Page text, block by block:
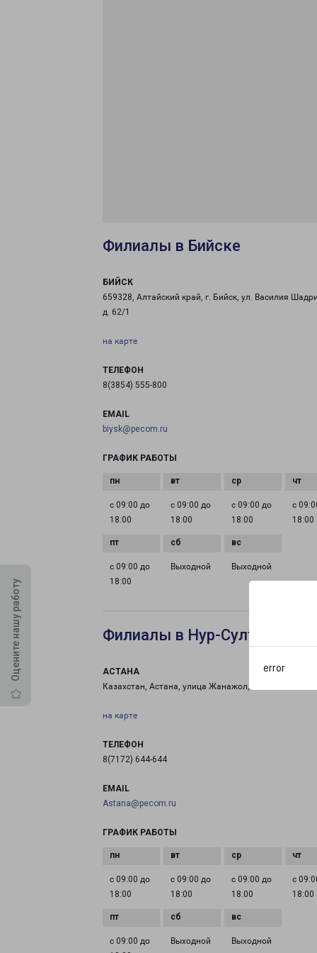
error
Оцените нашу работу
Филиалы в Бийске
БИЙСК
659328, Алтайский край, г. Бийск, ул. Василия
д. 62/1
на карте
ТЕЛЕФОН
8(3854) 555-800
EMAIL
biysk@pecom.ru
ГРАФИК РАБОТЫ
с 09:00 до
18:00
с 09:00 до
18:00
с 09:00 до
18:00
с
18:00
с 09:00 до
18:00
Выходной Выходной
Филиалы в Нур-Султане
АСТАНА
Казахстан, Астана, улица Жанажол, 19
на карте
ТЕЛЕФОН
8(7172) 644-644
EMAIL
Astana@pecom.ru
ГРАФИК РАБОТЫ
с 09:00 до
18:00
с 09:00 до
18:00
с 09:00 до
18:00
с
18:00
с 09:00 до
Выходной Выходной